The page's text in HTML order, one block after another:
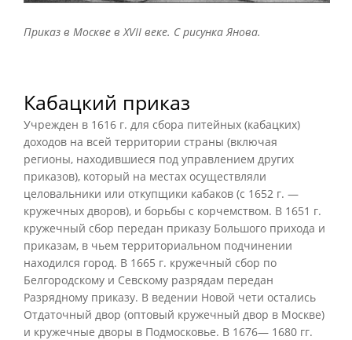
Приказ в Москве в XVII веке. С рисунка Янова.
Кабацкий приказ
Учрежден в 1616 г. для сбора питейных (кабацких)
доходов на всей территории страны (включая
регионы, находившиеся под управлением других
приказов), который на местах осуществляли
целовальники или откупщики кабаков (с 1652 г. —
кружечных дворов), и борьбы с корчемством. В 1651 г.
кружечный сбор передан приказу Большого прихода и
приказам, в чьем территориальном подчинении
находился город. В 1665 г. кружечный сбор по
Белгородскому и Севскому разрядам передан
Разрядному приказу. В ведении Новой чети остались
Отдаточный двор (оптовый кружечный двор в Москве)
и кружечные дворы в Подмосковье. В 1676— 1680 гг.